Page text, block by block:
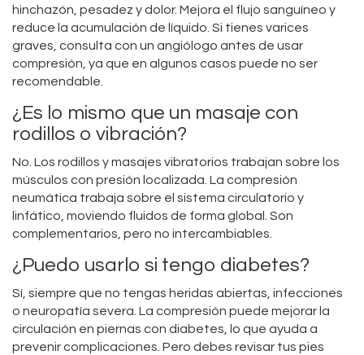
hinchazón, pesadez y dolor. Mejora el flujo sanguíneo y
reduce la acumulación de líquido. Si tienes varices
graves, consulta con un angiólogo antes de usar
compresión, ya que en algunos casos puede no ser
recomendable.
¿Es lo mismo que un masaje con
rodillos o vibración?
No. Los rodillos y masajes vibratorios trabajan sobre los
músculos con presión localizada. La compresión
neumática trabaja sobre el sistema circulatorio y
linfático, moviendo fluidos de forma global. Son
complementarios, pero no intercambiables.
¿Puedo usarlo si tengo diabetes?
Sí, siempre que no tengas heridas abiertas, infecciones
o neuropatía severa. La compresión puede mejorar la
circulación en piernas con diabetes, lo que ayuda a
prevenir complicaciones. Pero debes revisar tus pies